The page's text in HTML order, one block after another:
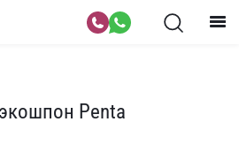
Penta